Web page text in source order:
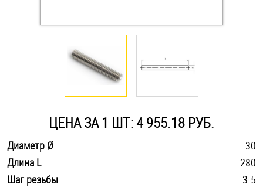
Крюки, кольца с шурупной резьбой
Оснастка и аксессуары для яхт
Саморезы и шурупы
Стопорные кольца
ЦЕНА ЗА 1 ШТ: 4 955.18 РУБ.
Диаметр Ø
30
Длина L
280
Шаг резьбы
3.5